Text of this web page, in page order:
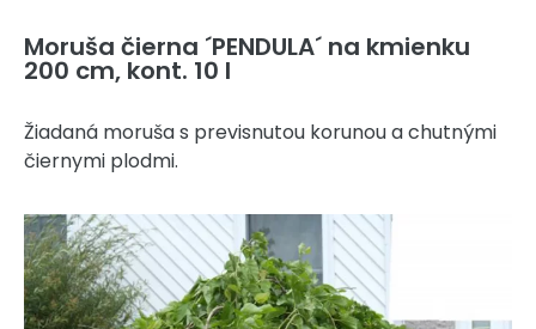
Moruša čierna ´PENDULA´ na kmienku
200 cm, kont. 10 l
Žiadaná moruša s previsnutou korunou a chutnými
čiernymi plodmi.